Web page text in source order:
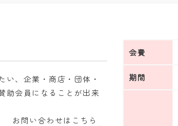
い、企業・商店・団体・
助会員になることが出来
お問い合わせはこちら
会費
期間